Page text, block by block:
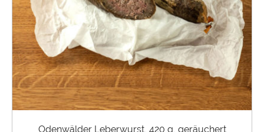
Odenwälder Leberwurst, 420 g, geräuchert